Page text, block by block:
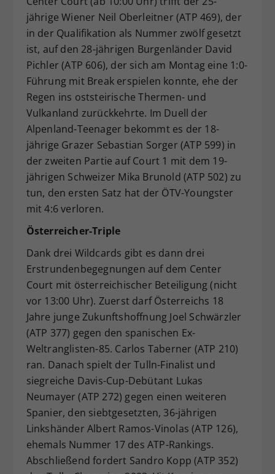
jährige Wiener Neil Oberleitner (ATP 469), der
in der Qualifikation als Nummer zwölf gesetzt
ist, auf den 28-jährigen Burgenländer David
Pichler (ATP 606), der sich am Montag eine 1:0-
Führung mit Break erspielen konnte, ehe der
Regen ins oststeirische Thermen- und
Vulkanland zurückkehrte. Im Duell der
Alpenland-Teenager bekommt es der 18-
jährige Grazer Sebastian Sorger (ATP 599) in
der zweiten Partie auf Court 1 mit dem 19-
jährigen Schweizer Mika Brunold (ATP 502) zu
tun, den ersten Satz hat der ÖTV-Youngster
mit 4:6 verloren.
Österreicher-Triple
Dank drei Wildcards gibt es dann drei
Erstrundenbegegnungen auf dem Center
Court mit österreichischer Beteiligung (nicht
vor 13:00 Uhr). Zuerst darf Österreichs 18
Jahre junge Zukunftshoffnung Joel Schwärzler
(ATP 377) gegen den spanischen Ex-
Weltranglisten-85. Carlos Taberner (ATP 210)
ran. Danach spielt der Tulln-Finalist und
siegreiche Davis-Cup-Debütant Lukas
Neumayer (ATP 272) gegen einen weiteren
Spanier, den siebtgesetzten, 36-jährigen
Linkshänder Albert Ramos-Vinolas (ATP 126),
ehemals Nummer 17 des ATP-Rankings.
Abschließend fordert Sandro Kopp (ATP 352)